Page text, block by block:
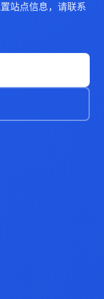
站点信息，请联系